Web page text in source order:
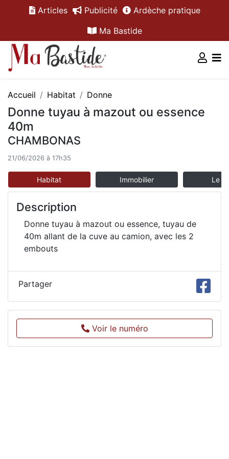
Articles Publicité
Ardèche pratique
Ma Bastide
Accueil Habitat Donne
Donne tuyau à mazout ou essence
40m
CHAMBONAS
21/06/2026 à 17h35
Habitat Immobilier Le
Description
Donne tuyau à mazout ou essence, tuyau de
40m allant de la cuve au camion, avec les 2
embouts
Partager
Voir le numéro